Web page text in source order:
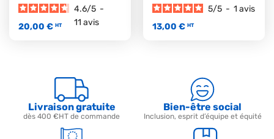
4.6/5 -
11 avis
20,00 € HT
5/5 - 1 avis
13,00 € HT
Livraison gratuite
dès 400 €HT de commande
Bien-être social
Inclusion, esprit d’équipe et équité